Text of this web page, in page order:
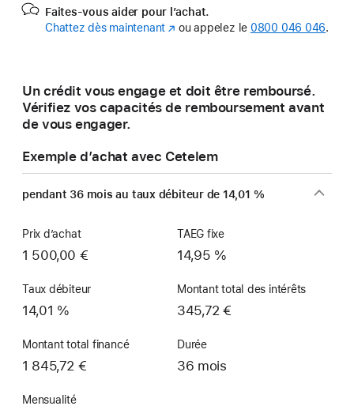
Faites-vous aider pour l’achat.
Chattez dès maintenant (s’ouvre
fenêtre)
ou appelez le 0800 046 046.
Un crédit vous engage et doit être remboursé.
Vérifiez vos capacités de remboursement avant
de vous engager.
Exemple d’achat avec Cetelem
pendant 36 mois au taux débiteur de 14,01 %
Prix d’achat
1 500,00 €
TAEG fixe
14,95 %
Taux débiteur
14,01 %
Montant total des intérêts
345,72 €
Montant total financé
1 845,72 €
Durée
36 mois
Mensualité